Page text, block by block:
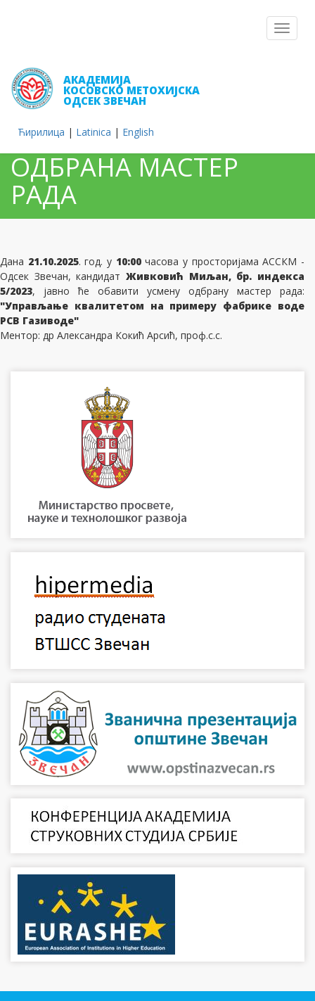
Toggle
АКАДЕМИЈА
КОСОВСКО МЕТОХИЈСКА
ОДСЕК ЗВЕЧАН
Ћирилица | Latinica | English
ОДБРАНА МАСТЕР
РАДА
Дана 21.10.2025. год. у 10:00часова у просторијама АССКМ -
Одсек Звечан, кандидат Живковић Миљан, бр. индекса
5/2023, јавно ће обавити усмену одбрану мастер рада:
"Управљање квалитетом на примеру фабрике воде
РСВ Газиводе"
Ментор: др Александра Кокић Арсић, проф.с.с.